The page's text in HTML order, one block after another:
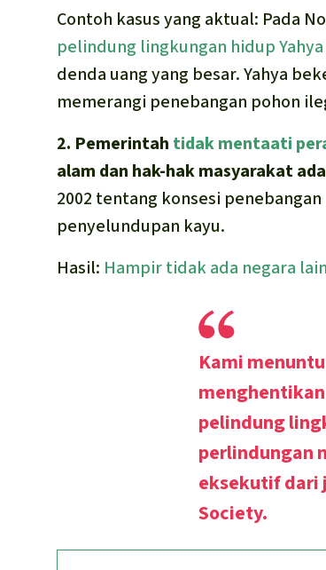
Contoh kasus yang aktual: Pada
pelindung lingkungan hidup
denda uang yang besar. Yahya
memerangi penebangan pohon
2. Pemerintah tidak mentaati
alam dan hak-hak masyarakat
2002 tentang konsesi penebangan
penyelundupan kayu.
Hasil: Hampir tidak ada negara
Kami
pelindung
perlindungan
eksekutif dari
Society.